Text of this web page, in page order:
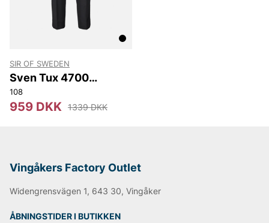
Björn Borg
SIR OF SWEDEN
Sven Tux 4700
Trousers
108
959 DKK 1339 DKK
Vingåkers Factory Outlet
Widengrensvägen 1, 643 30, Vingåker
ÅBNINGSTIDER I BUTIKKEN